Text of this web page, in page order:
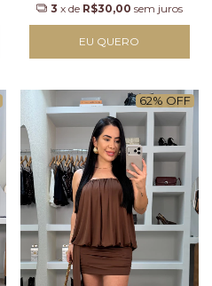
3 x de R$30,00 sem juros
EU QUERO
62% OFF